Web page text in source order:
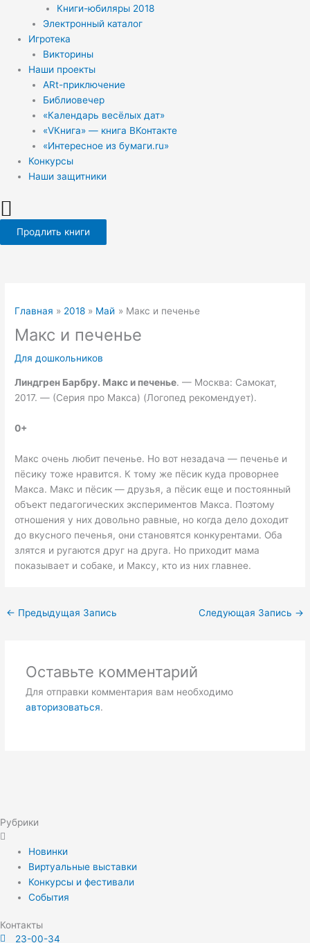
Книги-юбиляры 2018
Электронный каталог
Игротека
Викторины
Наши проекты
ARt-приключение
Библиовечер
«Календарь весёлых дат»
«VКнига» — книга ВКонтакте
«Интересное из бумаги.ru»
Конкурсы
Наши защитники
Продлить книги
Главная 2018 Май Макс и печенье
Макс и печенье
Для дошкольников
Линдгрен Барбру. Макс и печенье. — Москва: Самокат,
2017. — (Серия про Макса) (Логопед рекомендует).
0+
Макс очень любит печенье. Но вот незадача — печенье и
пёсику тоже нравится. К тому же пёсик куда проворнее
Макса. Макс и пёсик — друзья, а пёсик еще и постоянный
объект педагогических экспериментов Макса. Поэтому
отношения у них довольно равные, но когда дело доходит
до вкусного печенья, они становятся конкурентами. Оба
злятся и ругаются друг на друга. Но приходит мама
показывает и собаке, и Максу, кто из них главнее.
← Предыдущая Запись Следующая Запись →
Оставьте комментарий
Для отправки комментария вам необходимо
авторизоваться.
Рубрики
Новинки
Виртуальные выставки
Конкурсы и фестивали
События
Контакты
23-00-34